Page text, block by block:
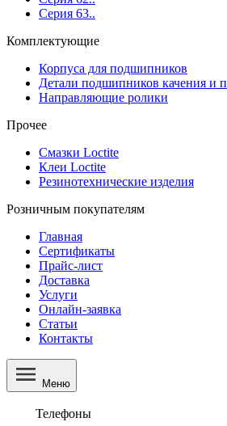
Серия 63..
Комплектующие
Корпуса для подшипников
Детали подшипников качения и
Направляющие ролики
Прочее
Смазки Loctite
Клеи Loctite
Резинотехнические изделия
Розничным покупателям
Главная
Сертификаты
Прайс-лист
Доставка
Услуги
Онлайн-заявка
Статьи
Контакты
Меню
Телефоны